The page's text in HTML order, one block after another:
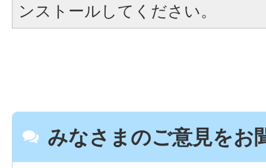
ンストールしてください。
みなさまのご意見をお